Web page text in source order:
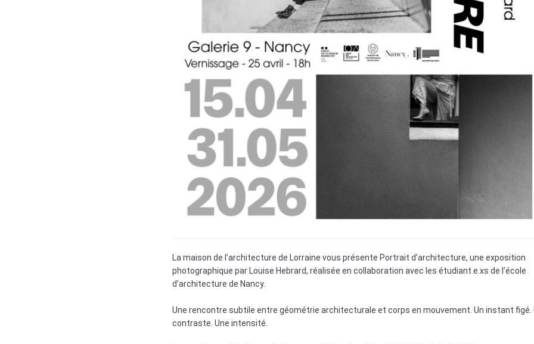
La maison de l’architecture de Lorraine vous présente Portrait d’architecture, une exposition
photographique par Louise Hebrard, réalisée en collaboration avec les étudiant.e.xs de l’école
d’architecture de Nancy.
Une rencontre subtile entre géométrie architecturale et corps en mouvement. Un instant figé.
contraste. Une intensité.